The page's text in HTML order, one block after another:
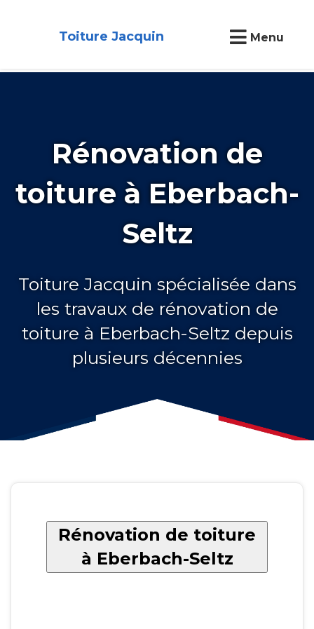
Toiture Jacquin Menu
Rénovation de
toiture à Eberbach-
Seltz
Toiture Jacquin spécialisée dans
les travaux de rénovation de
toiture à Eberbach-Seltz depuis
plusieurs décennies
Rénovation de toiture
à Eberbach-Seltz